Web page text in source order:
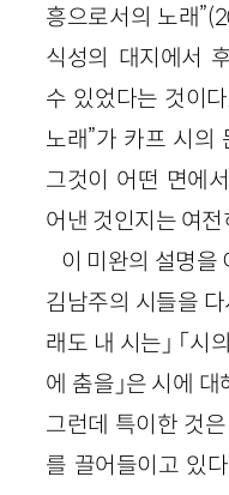
흥으로서의 노래
식성의 대지에서
수 있었다는 것이
노래”가 카프 시의
그것이 어떤 면에
어낸 것인지는 여
이 미완의 설명을
김남주의 시들을 다
래도 내 시는」 「시
에 춤을」은 시에
그런데 특이한 것
를 끌어들이고 있